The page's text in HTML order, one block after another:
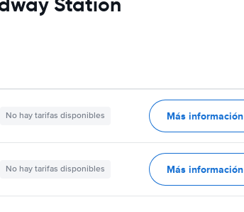
No hay tarifas disponibles Más información
No hay tarifas disponibles Más información